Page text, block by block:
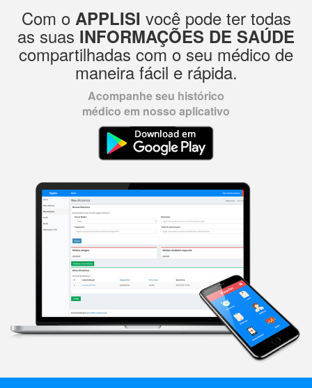
Com o APPLISI você pode ter todas
as suas INFORMAÇÕES DE SAÚDE
compartilhadas com o seu médico de
maneira fácil e rápida.
Acompanhe seu histórico
médico em nosso aplicativo